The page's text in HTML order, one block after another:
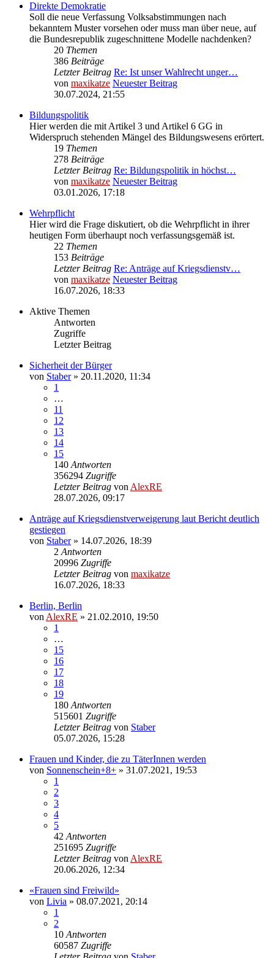
Direkte Demokratie
Soll die neue Verfassung Volksabstimmungen nach
bekanntem Muster vorsehen oder muss man über neue, auf
die Bundesrepublik zugeschnittene Modelle nachdenken?
20 Themen
386 Beiträge
Letzter Beitrag Re: Ist unser Wahlrecht unger…
von maxikatze Neuester Beitrag
30.07.2024, 21:55
Bildungspolitik
Hier werden die mit Artikel 3 und Artikel 6 GG in
Widerspruch stehenden Mängel des Bildungswesens erörtert.
19 Themen
278 Beiträge
Letzter Beitrag Re: Bildungspolitik in höchst…
von maxikatze Neuester Beitrag
03.01.2026, 17:18
Wehrpflicht
Hier wird die Frage diskutiert, ob die Wehrpflicht in ihrer
heutigen Form überhaupt noch verfassungsgemäß ist.
22 Themen
153 Beiträge
Letzter Beitrag Re: Anträge auf Kriegsdienstv…
von maxikatze Neuester Beitrag
16.07.2026, 18:33
Aktive Themen
Antworten
Zugriffe
Letzter Beitrag
Sicherheit der Bürger
von Staber» 20.11.2020, 11:34
1
…
11
12
13
14
15
140 Antworten
356294 Zugriffe
Letzter Beitrag von AlexRE
28.07.2026, 09:17
Anträge auf Kriegsdienstverweigerung laut Bericht deutlich
gestiegen
von Staber» 14.07.2026, 18:39
2 Antworten
20996 Zugriffe
Letzter Beitrag von maxikatze
16.07.2026, 18:33
Berlin, Berlin
von AlexRE » 21.02.2010, 19:50
1
…
15
16
17
18
19
180 Antworten
515601 Zugriffe
Letzter Beitrag von Staber
05.07.2026, 15:28
Frauen und Kinder, die zu TäterInnen werden
von Sonnenschein+8+ » 31.07.2021, 19:53
1
2
3
4
5
42 Antworten
251695 Zugriffe
Letzter Beitrag von AlexRE
20.06.2026, 12:34
«Frauen sind Freiwild»
von Livia » 08.07.2021, 20:14
1
2
10 Antworten
60587 Zugriffe